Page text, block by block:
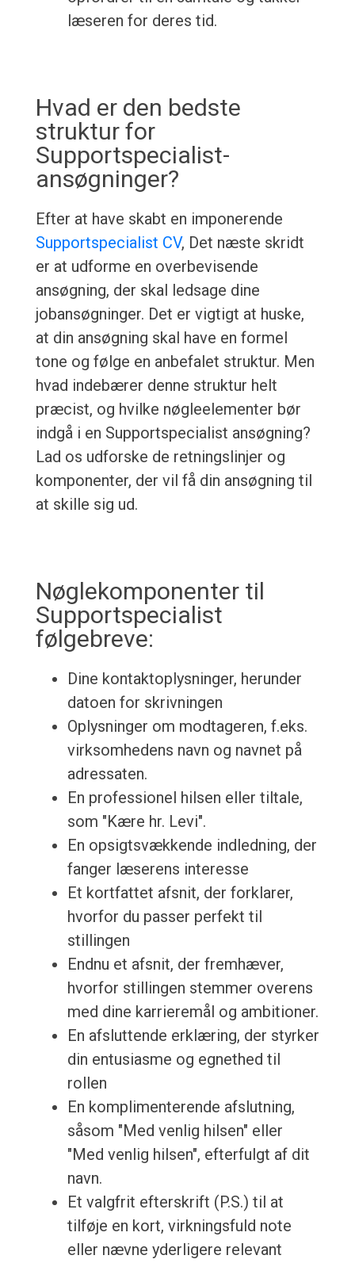
læseren for deres tid.
Hvad er den bedste
struktur for
Supportspecialist-
ansøgninger?
Efter at have skabt en imponerende
Supportspecialist CV, Det næste skridt
er at udforme en overbevisende
ansøgning, der skal ledsage dine
jobansøgninger. Det er vigtigt at huske,
at din ansøgning skal have en formel
tone og følge en anbefalet struktur. Men
hvad indebærer denne struktur helt
præcist, og hvilke nøgleelementer bør
indgå i en Supportspecialist ansøgning?
Lad os udforske de retningslinjer og
komponenter, der vil få din ansøgning til
at skille sig ud.
Nøglekomponenter til
Supportspecialist
følgebreve:
Dine kontaktoplysninger, herunder
datoen for skrivningen
Oplysninger om modtageren, f.eks.
virksomhedens navn og navnet på
adressaten.
En professionel hilsen eller tiltale,
som "Kære hr. Levi".
En opsigtsvækkende indledning, der
fanger læserens interesse
Et kortfattet afsnit, der forklarer,
hvorfor du passer perfekt til
stillingen
Endnu et afsnit, der fremhæver,
hvorfor stillingen stemmer overens
med dine karrieremål og ambitioner.
En afsluttende erklæring, der styrker
din entusiasme og egnethed til
rollen
En komplimenterende afslutning,
såsom "Med venlig hilsen" eller
"Med venlig hilsen", efterfulgt af dit
navn.
Et valgfrit efterskrift (P.S.) til at
tilføje en kort, virkningsfuld note
eller nævne yderligere relevant